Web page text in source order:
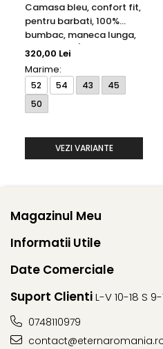
Camasa bleu, confort fit,
pentru barbati, 100%
bumbac, maneca lunga,
model 1100/10 E187
320,00 Lei
Marime:
52 54 43
45
50
VEZI VARIANTE
Magazinul Meu
Informatii Utile
Date Comerciale
Suport ClientiL-V 10-18 S 9-
0748110979